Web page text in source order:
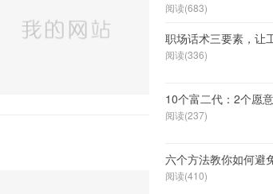
阅读(683)
职场话术三要素，让
阅读(336)
10个富二代：2个愿
阅读(237)
六个方法教你如何避
阅读(410)